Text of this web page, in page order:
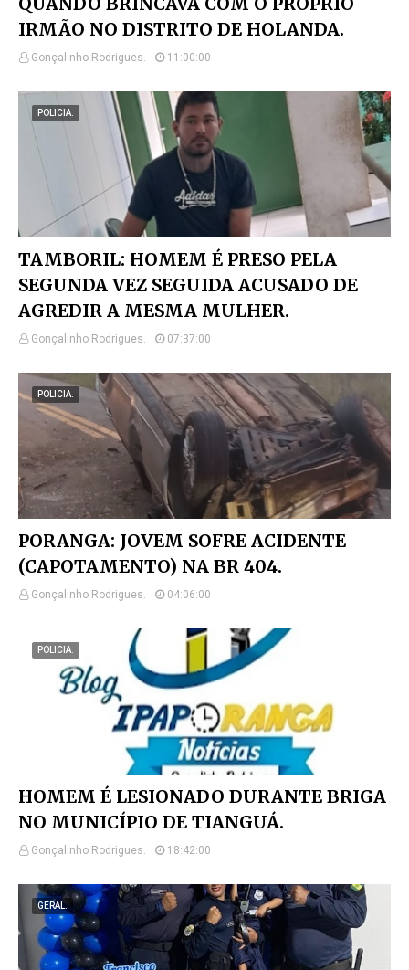
IRMÃO NO DISTRITO DE HOLANDA.
Gonçalinho Rodrigues. 11:00:00
POLICIA.
TAMBORIL: HOMEM É PRESO PELA
SEGUNDA VEZ SEGUIDA ACUSADO DE
AGREDIR A MESMA MULHER.
Gonçalinho Rodrigues. 07:37:00
POLICIA.
PORANGA: JOVEM SOFRE ACIDENTE
(CAPOTAMENTO) NA BR 404.
Gonçalinho Rodrigues. 04:06:00
POLICIA.
HOMEM É LESIONADO DURANTE BRIGA
NO MUNICÍPIO DE TIANGUÁ.
Gonçalinho Rodrigues. 18:42:00
GERAL.